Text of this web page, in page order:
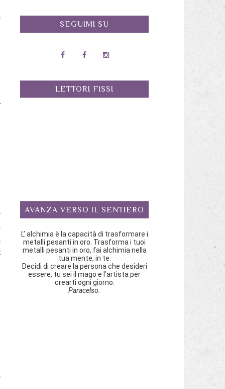
SEGUIMI SU
LETTORI FISSI
AVANZA VERSO IL SENTIERO
L’ alchimia è la capacità di trasformare i
metalli pesanti in oro. Trasforma i tuoi
metalli pesanti in oro, fai alchimia nella
tua mente, in te.
Decidi di creare la persona che desideri
essere, tu sei il mago e l’artista per
crearti ogni giorno.
Paracelso.